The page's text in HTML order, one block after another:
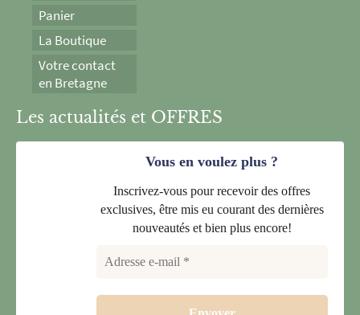
Panier
La Boutique
Votre contact
en Bretagne
Les actualités et OFFRES
Vous en voulez plus ?
Inscrivez-vous pour recevoir des offres
exclusives, être mis eu courant des dernières
nouveautés et bien plus encore!